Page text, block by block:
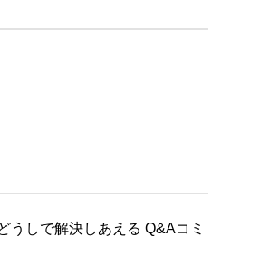
うしで解決しあえる Q&Aコミ